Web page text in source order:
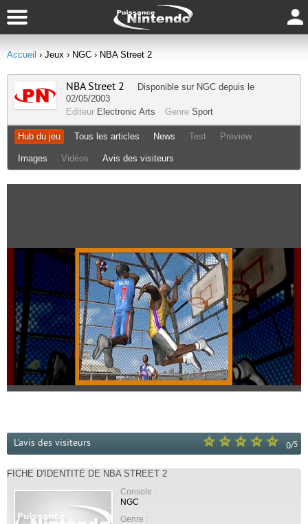
Accueil › Jeux › NGC › NBA Street 2
NBA Street 2 Disponible sur NGC depuis le
02/05/2003
Editeur Electronic Arts Genre Sport
Hub du jeu Tous les articles News Test Preview
Images Vidéos Avis des visiteurs
0/5
L'avis des visiteurs
FICHE D'IDENTITÉ DE NBA STREET 2
Console :
NGC
Genre :